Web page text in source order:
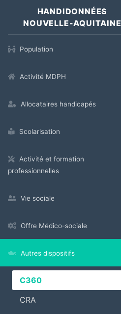
HANDIDONNÉES
NOUVELLE-AQUITAINE
Population
Activité MDPH
Allocataires handicapés
Scolarisation
Activité et formation
professionnelles
Vie sociale
Offre Médico-sociale
Autres dispositifs
C360
CRA